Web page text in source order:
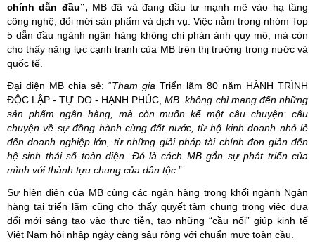
chính dẫn đầu”, MB đã và đang đầu tư mạnh mẽ vào hạ tầng
công nghệ, đổi mới sản phẩm và dịch vụ. Việc nằm trong nhóm Top
5 dẫn đầu ngành ngân hàng không chỉ phản ánh quy mô, mà còn
cho thấy năng lực cạnh tranh của MB trên thị trường trong nước và
quốc tế.
Đại diện MB chia sẻ: “Tham gia Triển lãm 80 năm HÀNH TRÌNH
ĐỘC LẬP - TỰ DO - HẠNH PHÚC,MB không chỉ mang đến những
sản phẩm ngân hàng, mà còn muốn kể một câu chuyện: câu
chuyện về sự đồng hành cùng đất nước, từ hộ kinh doanh nhỏ lẻ
đến doanh nghiệp lớn, từ những giải pháp tài chính đơn giản đến
hệ sinh thái số toàn diện. Đó là cách MB gắn sự phát triển của
mình với thành tựu chung của dân tộc .”
Sự hiện diện của MB cùng các ngân hàng trong khối ngành Ngân
hàng tại triển lãm cũng cho thấy quyết tâm chung trong việc đưa
đổi mới sáng tạo vào thực tiễn, tạo những “cầu nối” giúp kinh tế
Việt Nam hội nhập ngày càng sâu rộng với chuẩn mực toàn cầu.